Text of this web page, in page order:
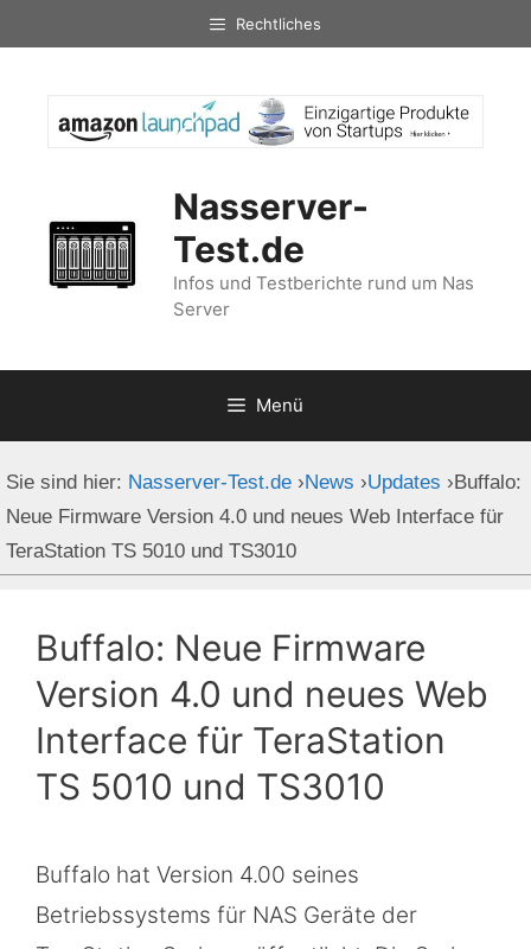
Rechtliches
Nasserver-
Test.de
Infos und Testberichte rund um Nas
Server
Menü
Sie sind hier: Nasserver-Test.de ›News ›Updates › Buffalo:
Neue Firmware Version 4.0 und neues Web Interface für
TeraStation TS 5010 und TS3010
Buffalo: Neue Firmware
Version 4.0 und neues Web
Interface für TeraStation
TS 5010 und TS3010
Buffalo hat Version 4.00 seines
Betriebssystems für NAS Geräte der